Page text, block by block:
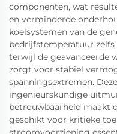
componenten, wat
en verminderde
koelsystemen van de
bedrijfstemperatuur
terwijl de geavanceerde
zorgt voor stabiel
spanningsextremen.
ingenieurskundige
betrouwbaarheid maakt
geschikt voor kritieke